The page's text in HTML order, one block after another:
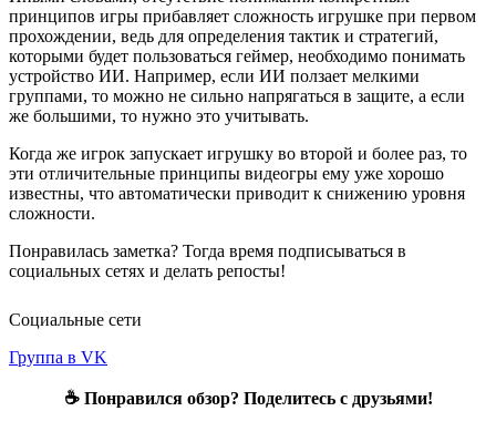
принципов игры прибавляет сложность игрушке при первом
прохождении, ведь для определения тактик и стратегий,
которыми будет пользоваться геймер, необходимо понимать
устройство ИИ. Например, если ИИ ползает мелкими
группами, то можно не сильно напрягаться в защите, а если
же большими, то нужно это учитывать.
Когда же игрок запускает игрушку во второй и более раз, то
эти отличительные принципы видеогры ему уже хорошо
известны, что автоматически приводит к снижению уровня
сложности.
Понравилась заметка? Тогда время подписываться в
социальных сетях и делать репосты!
Социальные сети
Группа в VK
☕ Понравился обзор? Поделитесь с друзьями!